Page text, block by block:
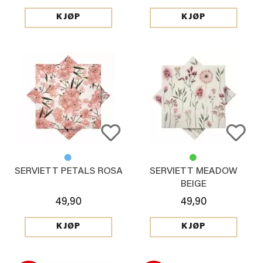
KJØP KJØP
SERVIETT PETALS ROSA
49,90
KJØP
SERVIETT MEADOW
BEIGE
49,90
KJØP